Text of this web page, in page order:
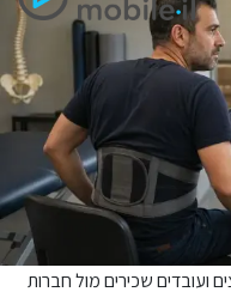
ועובדים שכירים מול חברות